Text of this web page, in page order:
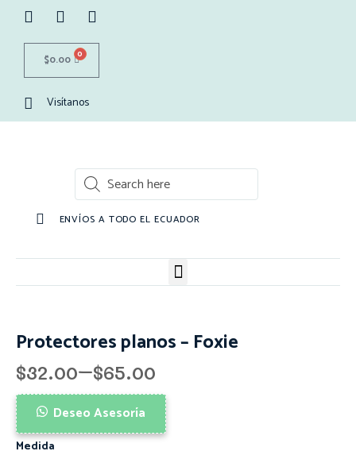
$0.00 0
Visítanos
ENVÍOS A TODO EL ECUADOR
Protectores planos – Foxie
$32.00–$65.00
Deseo Asesoría
Medida